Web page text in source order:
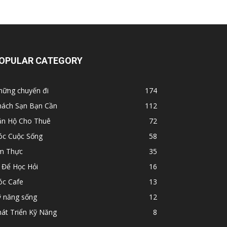
CATEGORY
chuyến đi
174
Sạn Bạn Cần
112
Hộ Cho Thuê
72
Cuộc Sống
58
Thực
35
Học Hỏi
16
Cafe
13
năng sống
12
Triển Kỹ Năng
8